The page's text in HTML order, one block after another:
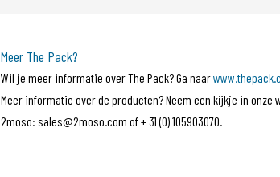
Meer The Pack?
Wil je meer informatie over The Pack? Ga naar
Meer informatie over de producten? Neem een kijkje in onze
2moso: sales@2moso.com of + 31 (0) 105903070.